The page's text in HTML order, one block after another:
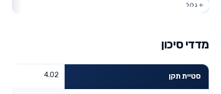
מדדי סיכון
סטיית תקן 4.02